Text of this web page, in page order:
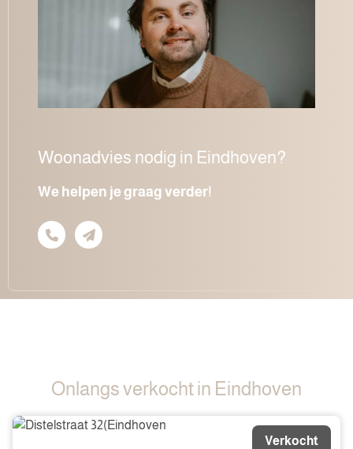
Woonadvies nodig in Eindhoven?
We helpen je graag verder!
Onlangs verkocht in Eindhoven
Verkocht